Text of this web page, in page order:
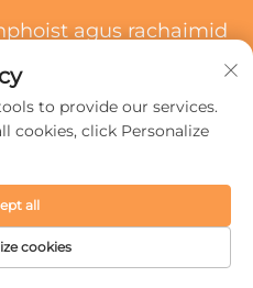
agus rachaimid
Scriosadh
Xinye Intelligent Label Co.,
Beartas Príobháideachta
to provide our services.
cookies, click Personalize
cookies
all